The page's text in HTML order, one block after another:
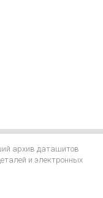
архив даташитов
и электронных